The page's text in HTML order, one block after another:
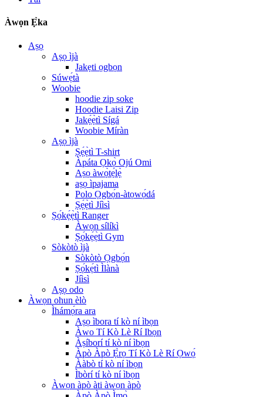
Àwọn Ẹ̀ka
Aṣọ
Aṣọ ìjà
Jakẹti ọgbọn
Súwẹ́tà
Woobie
hoodie zip soke
Hoodie Laisi Zip
Jakẹ́ẹ̀tì Sígá
Woobie Míràn
Aṣọ ìjà
Ṣẹ́ẹ̀tì T-shirt
Àpáta Ọkọ̀ Ojú Omi
Aṣọ àwọ̀tẹ́lẹ̀
aṣọ ìpajama
Polo Ọgbọ́n-àtọwọ́dá
Ṣẹ́ẹ̀tì Jíìsì
Ṣọ́kẹ́ẹ̀tì Ranger
Àwọn sílíkì
Ṣọ́kẹ́ẹ̀tì Gym
Sòkòtò ìjà
Sòkòtò Ọgbọ́n
Ṣọ́kẹ́tì Ìlànà
Jíìsì
Aṣọ odo
Àwọn ohun èlò
Ìhámọ́ra ara
Aṣọ ìbora tí kò ní ìbọn
Àwo Tí Kò Lè Rí Ibọn
Àṣíborí tí kò ní ìbọn
Àpò Àpò Ẹ̀rọ Tí Kò Lè Rí Ọwọ́
Ààbò tí kò ní ìbọn
Ìbòrí tí kò ní ìbọn
Àwọn àpò àti àwọn àpò